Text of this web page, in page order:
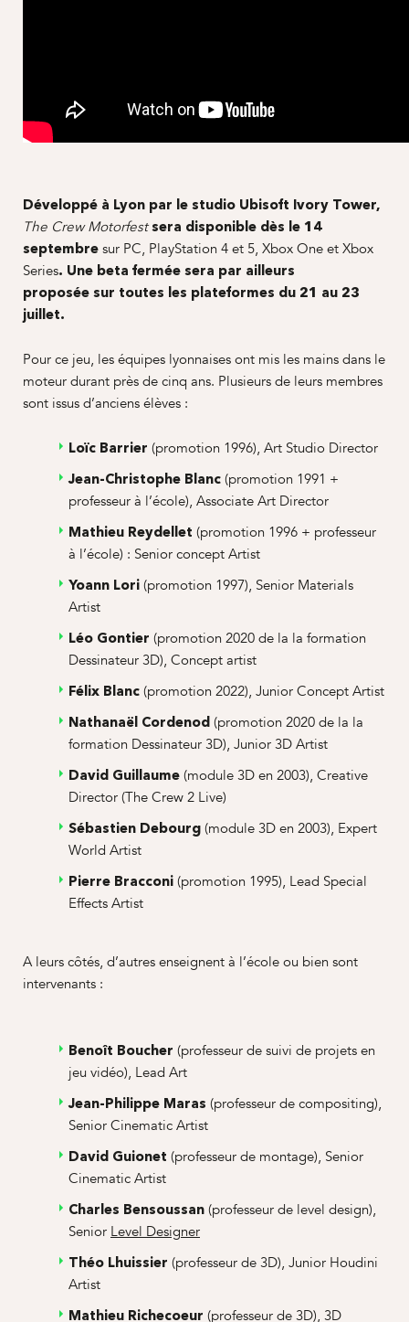
Développé à Lyon par le studio Ubisoft Ivory Tower,
The Crew Motorfestsera disponible dès le 14
septembre sur PC, PlayStation 4 et 5, Xbox One et Xbox
Series. Une beta fermée sera par ailleurs
proposée sur toutes les plateformes du 21 au 23
juillet.
Pour ce jeu, les équipes lyonnaises ont mis les mains dans le
moteur durant près de cinq ans. Plusieurs de leurs membres
sont issus d’anciens élèves :
Loïc Barrier (promotion 1996), Art Studio Director
Jean-Christophe Blanc (promotion 1991 +
professeur à l’école), Associate Art Director
Mathieu Reydellet (promotion 1996 + professeur
à l’école) : Senior concept Artist
Yoann Lori (promotion 1997), Senior Materials
Artist
Léo Gontier (promotion 2020 de la la formation
Dessinateur 3D), Concept artist
Félix Blanc (promotion 2022), Junior Concept Artist
Nathanaël Cordenod (promotion 2020 de la la
formation Dessinateur 3D), Junior 3D Artist
David Guillaume (module 3D en 2003), Creative
Director (The Crew 2 Live)
Sébastien Debourg (module 3D en 2003), Expert
World Artist
Pierre Bracconi (promotion 1995), Lead Special
Effects Artist
A leurs côtés, d’autres enseignent à l’école ou bien sont
intervenants :
Benoît Boucher (professeur de suivi de projets en
jeu vidéo), Lead Art
Jean-Philippe Maras (professeur de compositing),
Senior Cinematic Artist
David Guionet (professeur de montage), Senior
Cinematic Artist
Charles Bensoussan (professeur de level design),
Senior Level Designer
Théo Lhuissier (professeur de 3D), Junior Houdini
Artist
Mathieu Richecoeur (professeur de 3D), 3D